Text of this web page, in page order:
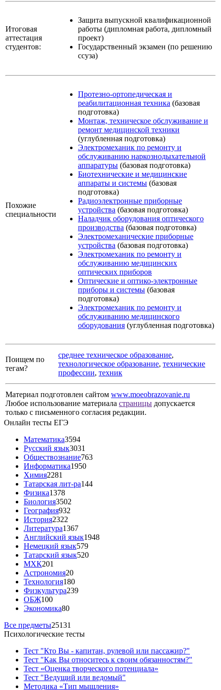
Итоговая
аттестация
студентов:
Защита выпускной квалификационной
работы (дипломная работа, дипломный
проект)
Государственный экзамен (по решению
ссуза)
Похожие
специальности
Протезно-ортопедическая и
реабилитационная техника (базовая
подготовка)
Монтаж, техническое обслуживание и
ремонт медицинской техники
(углубленная подготовка)
Электромеханик по ремонту и
обслуживанию наркознодыхательной
аппаратуры (базовая подготовка)
Биотехнические и медицинские
аппараты и системы (базовая
подготовка)
Радиоэлектронные приборные
устройства (базовая подготовка)
Наладчик оборудования оптического
производства (базовая подготовка)
Электромеханические приборные
устройства (базовая подготовка)
Электромеханик по ремонту и
обслуживанию медицинских
оптических приборов
Оптические и оптико-электронные
приборы и системы (базовая
подготовка)
Электромеханик по ремонту и
обслуживанию медицинского
оборудования (углубленная подготовка)
Поищем по
тегам?
среднее техническое образование,
технологическое образование, технические
профессии, техник
Материал подготовлен сайтом www.moeobrazovanie.ru
Любое использование материала страницы допускается
только с письменного согласия редакции.
Онлайн тесты ЕГЭ
Математика3594
Русский язык3031
Обществознание763
Информатика1950
Химия2281
Татарская лит-ра144
Физика1378
Биология3502
География932
История2322
Литература1367
Английский язык1948
Немецкий язык579
Татарский язык520
МХК201
Астрономия20
Технология180
Физкультура239
ОБЖ100
Экономика80
Все предметы25131
Психологические тесты
Тест "Кто Вы - капитан, рулевой или пассажир?"
Тест "Как Вы относитесь к своим обязанностям?"
Тест «Оценка творческого потенциала»
Тест "Ведущий или ведомый"
Методика «Тип мышления»